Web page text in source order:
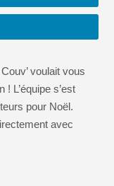
voulait vous
L’équipe s’est
pour Noël.
avec